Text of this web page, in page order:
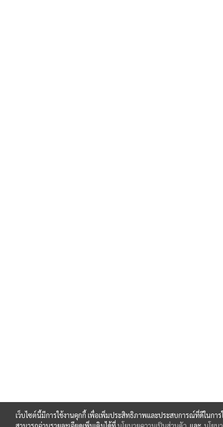
เว็บไซต์นี้มีการใช้งานคุกกี้ เพื่อเพิ่มประสิทธิภาพและประสบการณ์ที่ดีในการ